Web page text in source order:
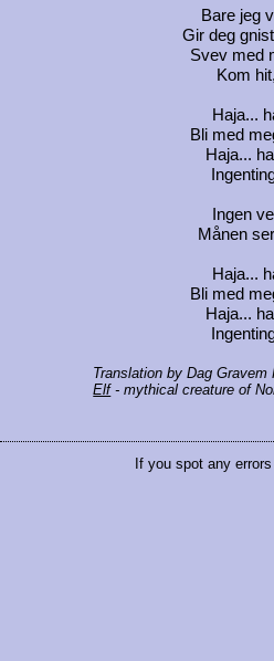
Bare jeg
Gir deg
Svev med
Kom
Haja...
Bli med
Haja...
Ingen
Månen
Haja...
Bli med
Haja...
Translation by Dag Gravem
Elf- mythical creature of
If you spot any